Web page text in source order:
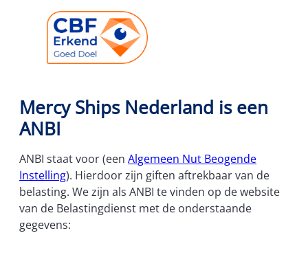
Mercy Ships Nederland is een
ANBI
ANBI staat voor (een Algemeen Nut Beogende
Instelling). Hierdoor zijn giften aftrekbaar van de
belasting. We zijn als ANBI te vinden op de website
van de Belastingdienst met de onderstaande
gegevens: